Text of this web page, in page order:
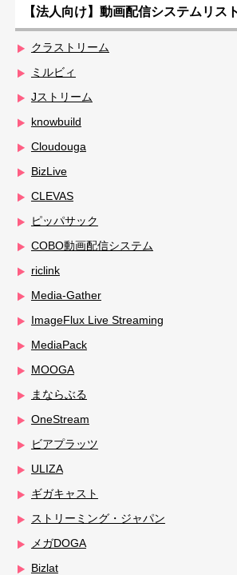
【法人向け】動画配信システムリス
クラストリーム
ミルビィ
Jストリーム
knowbuild
Cloudouga
BizLive
CLEVAS
ピッパサック
COBO動画配信システム
riclink
Media-Gather
ImageFlux Live Streaming
MediaPack
MOOGA
まならぶる
OneStream
ビアプラッツ
ULIZA
ギガキャスト
ストリーミング・ジャパン
メガDOGA
Bizlat